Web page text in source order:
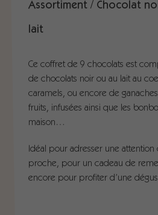
Assortiment / Chocolat
lait
Ce coffret de 9 chocolats est
de chocolats noir ou au lait au
caramels, ou encore de
fruits, infusées ainsi que les
maison…
Idéal pour adresser une attention
proche, pour un cadeau de
encore pour profiter d’une